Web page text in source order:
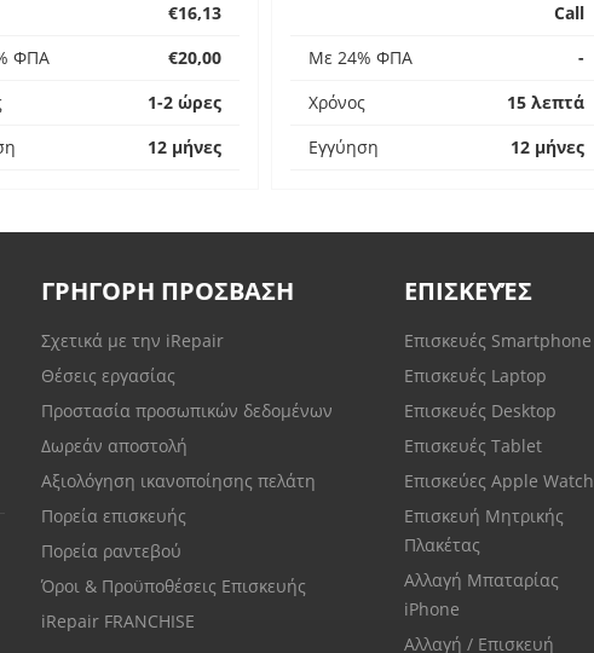
€16,13
ΦΠΑ
€20,00
1-2 ώρες
12 μήνες
Call
Με 24% ΦΠΑ
-
Χρόνος
15 λεπτά
Εγγύηση
12 μήνες
ΓΡΗΓΟΡΗ ΠΡΟΣΒΑΣΗ
Σχετικά με την iRepair
Θέσεις εργασίας
Προστασία προσωπικών δεδομένων
Δωρεάν αποστολή
Αξιολόγηση ικανοποίησης πελάτη
Πορεία επισκευής
Πορεία ραντεβού
Όροι & Προϋποθέσεις Επισκευής
iRepair FRANCHISE
ΕΠΙΣΚΕΥΈΣ
Επισκευές Smartphone
Επισκευές Laptop
Επισκευές Desktop
Επισκευές Tablet
Επισκεύες Apple Watch
Επισκευή Μητρικής
Πλακέτας
Αλλαγή Μπαταρίας
iPhone
Αλλαγή / Επισκευή